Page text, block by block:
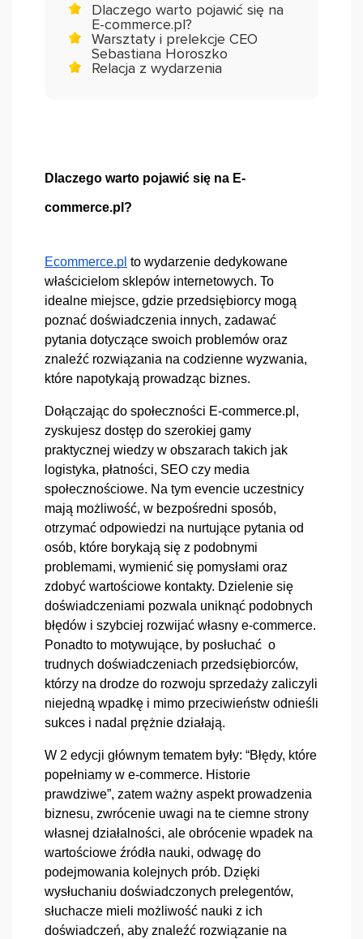
Dlaczego warto pojawić się na
E-commerce.pl?
Warsztaty i prelekcje CEO
Sebastiana Horoszko
Relacja z wydarzenia
Dlaczego warto pojawić się na E-
commerce.pl?
Ecommerce.pl to wydarzenie dedykowane
właścicielom sklepów internetowych. To
idealne miejsce, gdzie przedsiębiorcy mogą
poznać doświadczenia innych, zadawać
pytania dotyczące swoich problemów oraz
znaleźć rozwiązania na codzienne wyzwania,
które napotykają prowadząc biznes.
Dołączając do społeczności E-commerce.pl,
zyskujesz dostęp do szerokiej gamy
praktycznej wiedzy w obszarach takich jak
logistyka, płatności, SEO czy media
społecznościowe. Na tym evencie uczestnicy
mają możliwość, w bezpośredni sposób,
otrzymać odpowiedzi na nurtujące pytania od
osób, które borykają się z podobnymi
problemami, wymienić się pomysłami oraz
zdobyć wartościowe kontakty. Dzielenie się
doświadczeniami pozwala uniknąć podobnych
błędów i szybciej rozwijać własny e-commerce.
Ponadto to motywujące, by posłuchać  o
trudnych doświadczeniach przedsiębiorców,
którzy na drodze do rozwoju sprzedaży zaliczyli
niejedną wpadkę i mimo przeciwieństw odnieśli
sukces i nadal prężnie działają.
W 2 edycji głównym tematem były: “Błędy, które
popełniamy w e-commerce. Historie
prawdziwe”, zatem ważny aspekt prowadzenia
biznesu, zwrócenie uwagi na te ciemne strony
własnej działalności, ale obrócenie wpadek na
wartościowe źródła nauki, odwagę do
podejmowania kolejnych prób. Dzięki
wysłuchaniu doświadczonych prelegentów,
słuchacze mieli możliwość nauki z ich
doświadczeń, aby znaleźć rozwiązanie na